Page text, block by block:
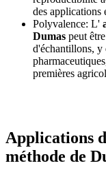
des applications
Polyvalence: L'
Dumas peut
d'échantillons, y
premières
Applications
méthode de